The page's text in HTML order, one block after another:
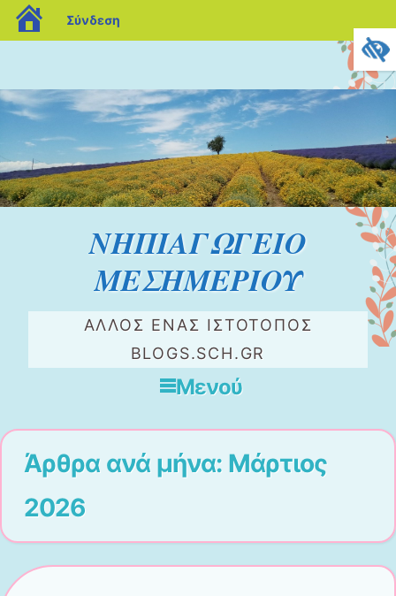
ΝΗΠΙΑΓΩΓΕΙΟ
ΜΕΣΗΜΕΡΙΟΥ
ΆΛΛΟΣ ΈΝΑΣ ΙΣΤΌΤΟΠΟΣ
BLOGS.SCH.GR
Μενού
Άρθρα ανά μήνα: Μάρτιος
2026
blogs.sch.gr
Σύνδεση